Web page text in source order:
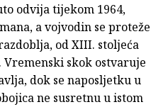
odvija tijekom 1964,
a vojvodin se proteže
od XIII. stoljeća
Vremenski skok ostvaruje
dok se naposljetku u
ne susretnu u istom